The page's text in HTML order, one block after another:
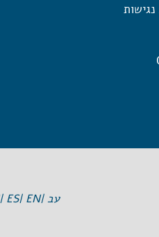
עב |EN |
ES |